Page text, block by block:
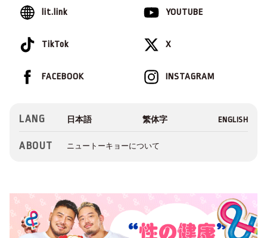
lit.link YOUTUBE
TikTok X
INSTAGRAM
FACEBOOK
LANG
ABOUT ニュートーキョーについて